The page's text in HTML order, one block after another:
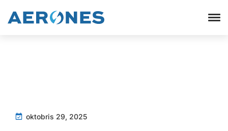
oktobris 29, 2025